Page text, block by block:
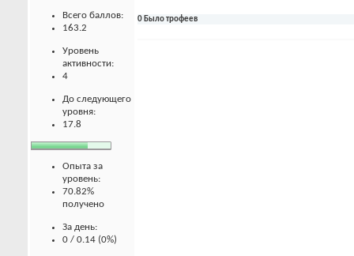
Всего баллов:
163.2
Уровень
активности:
4
До следующего
уровня:
17.8
Опыта за
уровень:
70.82%
получено
За день:
0 / 0.14 (0%)
0 Было трофеев